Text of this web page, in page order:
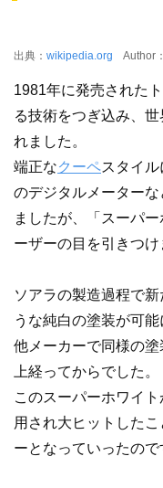
出典： wikipedia.org Author：
1981年に発売された
る技術をつぎ込み、
れました。
端正なクーペスタイ
のデジタルメーター
ましたが、「スーパ
ーザーの目を引きつけ
ソアラの製造過程で
うな純白の塗装が可能
他メーカーで同様の
上経ってからでした。
このスーパーホワイ
用され大ヒットした
ーとなっていったので